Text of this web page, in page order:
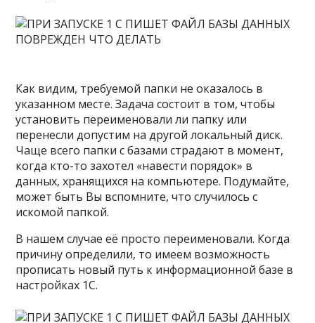
Как видим, требуемой папки не оказалось в
указанном месте. Задача состоит в том, чтобы
установить переименовали ли папку или
перенесли допустим на другой локальный диск.
Чаще всего папки с базами страдают в момент,
когда кто-то захотел «навести порядок» в
данных, хранящихся на компьютере. Подумайте,
может быть Вы вспомните, что случилось с
искомой папкой.
В нашем случае её просто переименовали. Когда
причину определили, то имеем возможность
прописать новый путь к информационной базе в
настройках 1С.